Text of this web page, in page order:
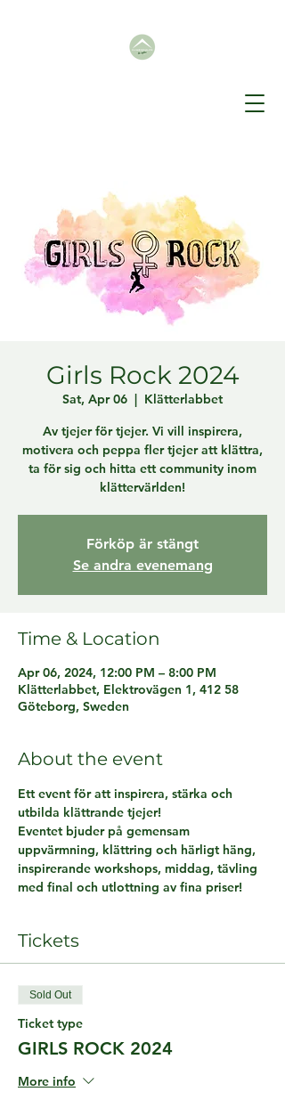
Girls Rock 2024
Sat, Apr 06
  |
Klätterlabbet
Av tjejer för tjejer. Vi vill inspirera,
motivera och peppa fler tjejer att klättra,
ta för sig och hitta ett community inom
klättervärlden!
Förköp är stängt
Se andra evenemang
Time & Location
Apr 06, 2024, 12:00 PM – 8:00 PM
Klätterlabbet, Elektrovägen 1, 412 58
Göteborg, Sweden
About the event
Ett event för att inspirera, stärka och
utbilda klättrande tjejer!
Eventet bjuder på gemensam
uppvärmning, klättring och härligt häng,
inspirerande workshops, middag, tävling
med final och utlottning av fina priser!
Tickets
Sold Out
Ticket type
GIRLS ROCK 2024
More info